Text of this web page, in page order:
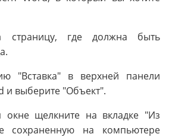
страницу, где должна быть
"Вставка" в верхней панели
и выберите "Объект".
щелкните на вкладке "Из
сохраненную на компьютере